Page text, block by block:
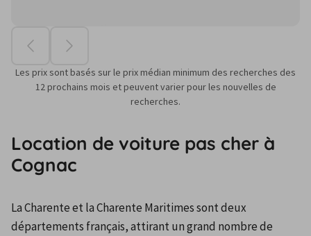
Les prix sont basés sur le prix médian minimum des recherches des
12 prochains mois et peuvent varier pour les nouvelles de
recherches.
Location de voiture pas cher à
Cognac
La Charente et la Charente Maritimes sont deux
départements français, attirant un grand nombre de